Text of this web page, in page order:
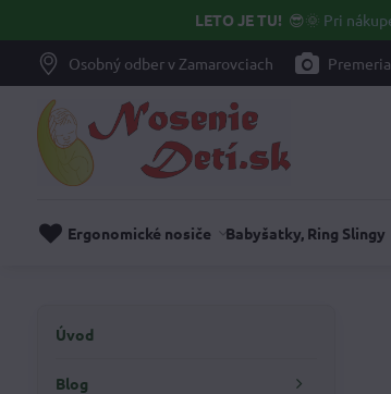
LETO JE TU! 😎🌞 Pri
Osobný odber v Zamarovciach
Ergonomické nosiče Babyšatky, Ring Slingy
Úvod
Blog